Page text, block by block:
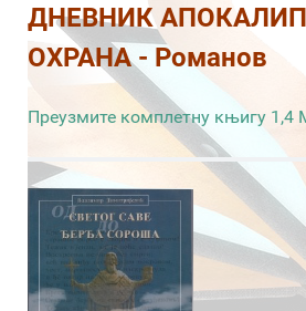
ДНЕВНИК
ОХРАНА - Романов
Преузмите комплетну књигу 1,4